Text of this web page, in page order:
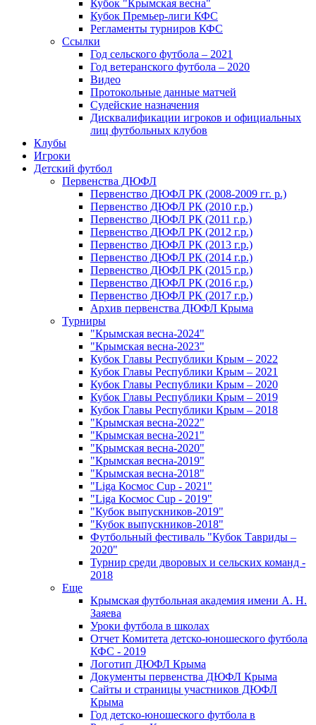
Кубок "Крымская весна"
Кубок Премьер-лиги КФС
Регламенты турниров КФС
Ссылки
Год сельского футбола – 2021
Год ветеранского футбола – 2020
Видео
Протокольные данные матчей
Судейские назначения
Дисквалификации игроков и официальных
лиц футбольных клубов
Клубы
Игроки
Детский футбол
Первенства ДЮФЛ
Первенство ДЮФЛ РК (2008-2009 гг. р.)
Первенство ДЮФЛ РК (2010 г.р.)
Первенство ДЮФЛ РК (2011 г.р.)
Первенство ДЮФЛ РК (2012 г.р.)
Первенство ДЮФЛ РК (2013 г.р.)
Первенство ДЮФЛ РК (2014 г.р.)
Первенство ДЮФЛ РК (2015 г.р.)
Первенство ДЮФЛ РК (2016 г.р.)
Первенство ДЮФЛ РК (2017 г.р.)
Архив первенства ДЮФЛ Крыма
Турниры
"Крымская весна-2024"
"Крымская весна-2023"
Кубок Главы Республики Крым – 2022
Кубок Главы Республики Крым – 2021
Кубок Главы Республики Крым – 2020
Кубок Главы Республики Крым – 2019
Кубок Главы Республики Крым – 2018
"Крымская весна-2022"
"Крымская весна-2021"
"Крымская весна-2020"
"Крымская весна-2019"
"Крымская весна-2018"
"Liga Космос Cup - 2021"
"Liga Космос Cup - 2019"
"Кубок выпускников-2019"
"Кубок выпускников-2018"
Футбольный фестиваль "Кубок Тавриды –
2020"
Турнир среди дворовых и сельских команд -
2018
Еще
Крымская футбольная академия имени А. Н.
Заяева
Уроки футбола в школах
Отчет Комитета детско-юношеского футбола
КФС - 2019
Логотип ДЮФЛ Крыма
Документы первенства ДЮФЛ Крыма
Сайты и страницы участников ДЮФЛ
Крыма
Год детско-юношеского футбола в